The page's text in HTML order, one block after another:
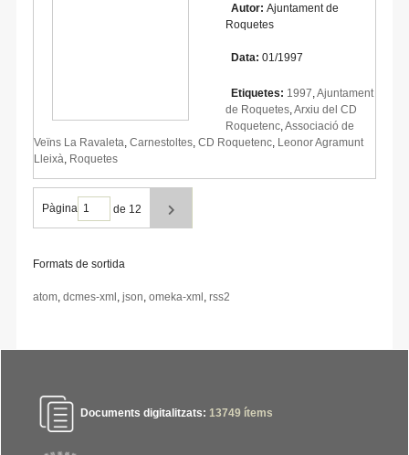
Autor: Ajuntament de
Roquetes
Data: 01/1997
Etiquetes: 1997 Ajuntament
de Roquetes Arxiu del CD
Roquetenc Associació de
Veïns La Ravaleta Carnestoltes CD Roquetenc Leonor Agramunt
Lleixà Roquetes
Pàgina de 12
Formats de sortida
atom dcmes-xml json omeka-xml rss2
Documents digitalitzats: 13749ítems